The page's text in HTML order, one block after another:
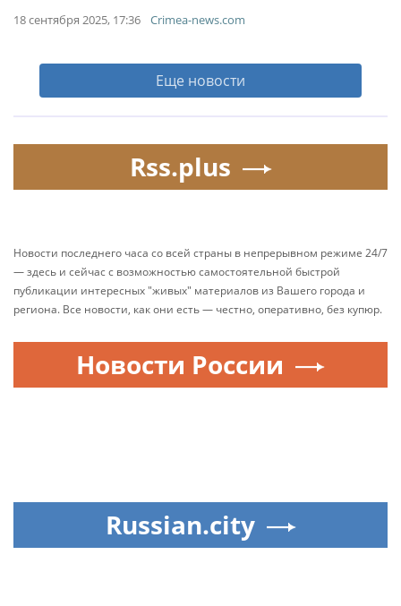
18 сентября 2025, 17:36 Crimea-news.com
Еще новости
Rss.plus
Новости последнего часа со всей страны в непрерывном режиме 24/7
— здесь и сейчас с возможностью самостоятельной быстрой
публикации интересных "живых" материалов из Вашего города и
региона. Все новости, как они есть — честно, оперативно, без купюр.
Новости России
Russian.city